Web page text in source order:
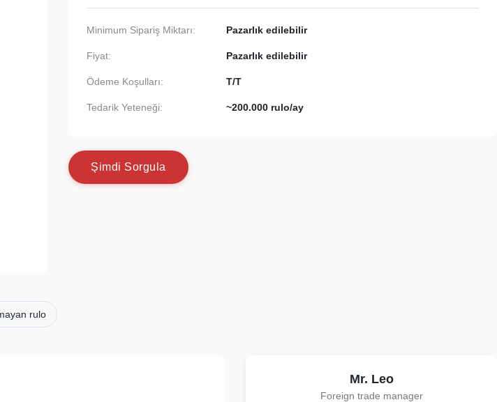
Minimum Sipariş Miktarı: Pazarlık edilebilir
Fiyat: Pazarlık edilebilir
Ödeme Koşulları: T/T
Tedarik Yeteneği: ~200.000 rulo/ay
Şimdi Sorgu a
rulo
Mr. Leo
Foreign trade manager